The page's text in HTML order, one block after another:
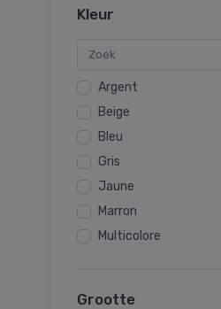
Kleur
Argent
Beige
Bleu
Gris
Jaune
Marron
Multicolore
Grootte